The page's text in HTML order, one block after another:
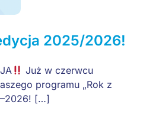
2025/2026!
Już w czerwcu
programu „Rok z
[…]